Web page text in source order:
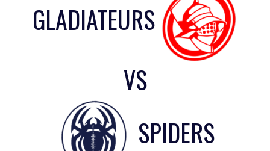
GLADIATEURS
VS
SPIDERS